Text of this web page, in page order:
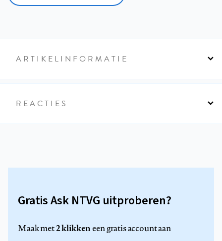
ARTIKELINFORMATIE
REACTIES
Gratis Ask NTVG uitproberen?
Maak met2 klikkeneen gratis account aan